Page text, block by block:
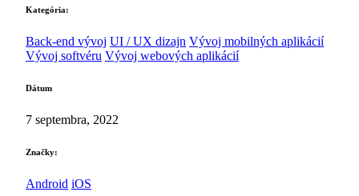
Kategória:
Back-end vývoj UI / UX dizajn Vývoj mobilných aplikácií
Vývoj softvéru Vývoj webových aplikácií
Dátum
7 septembra, 2022
Značky:
Android iOS